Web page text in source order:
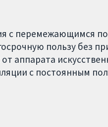
с перемежающимся
пользу без
аппарата
с постоянным